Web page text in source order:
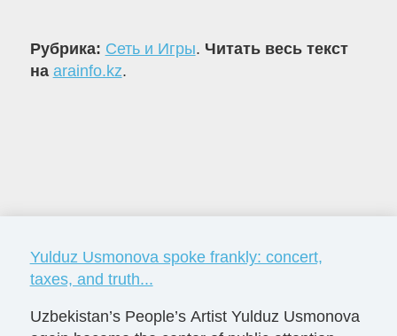
Рубрика: Сеть и Игры. Читать весь текст
на arainfo.kz.
Yulduz Usmonova spoke frankly: concert,
taxes, and truth...
Uzbekistan’s People’s Artist Yulduz Usmonova